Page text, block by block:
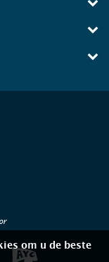
om u de beste